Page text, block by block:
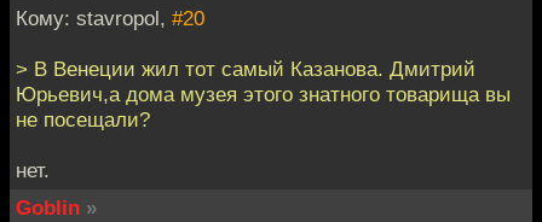
Кому: stavropol, #20
> В Венеции жил тот самый Казанова. Дмитрий
Юрьевич,а дома музея этого знатного товарища вы
не посещали?
нет.
Goblin »